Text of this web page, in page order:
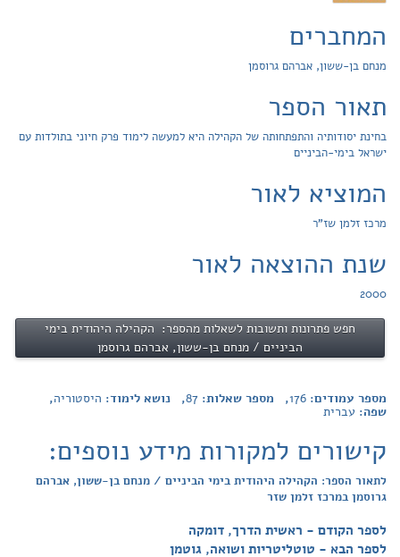
המחברים
מנחם בן-ששון, אברהם גרוסמן
תאור הספר
בחינת יסודותיה והתפתחותה של הקהילה היא למעשה לימוד פרק חיוני בתולדות עם
ישראל בימי-הביניים
המוציא לאור
מרכז זלמן שז"ר
שנת ההוצאה לאור
2000
חפש פתרונות ותשובות לשאלות מהספר: הקהילה היהודית בימי
הביניים / מנחם בן-ששון, אברהם גרוסמן
מספר עמודים: 176, מספר שאלות: 87, נושא לימוד: היסטוריה,
שפה: עברית
קישורים למקורות מידע נוספים:
לתאור הספר: הקהילה היהודית בימי הביניים / מנחם בן-ששון, אברהם
גרוסמן במרכז זלמן שזר
לספר הקודם - ראשית הדרך, דומקה
לספר הבא - טוטליטריות ושואה, גוטמן